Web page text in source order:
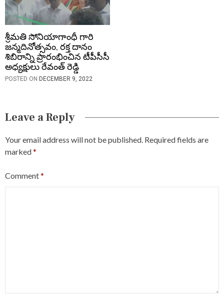
శ్రీమతి సోనియాగాంధీ గారి
జన్మదినోత్సవం, రక్త దానం
శిబిరాన్ని ప్రారంభించిన టీపీసీసీ
అధ్యక్షులు రేవంత్ రెడ్డి
POSTED ON DECEMBER 9, 2022
Leave a Reply
Your email address will not be published. Required fields are
marked*
Comment*